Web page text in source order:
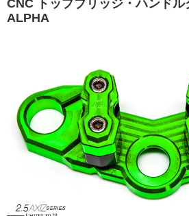
CNC トップブリッジ・ハンドル
ALPHA